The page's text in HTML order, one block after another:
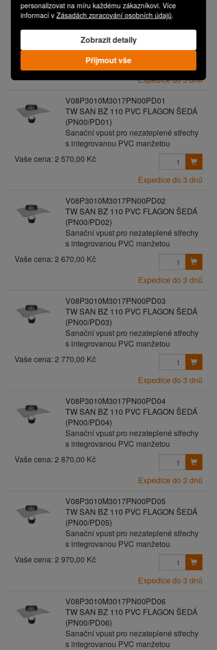
personalizovat na míru každému zákazníkovi. Více
informací vZásadách zpracování osobních údajů.
Zobrazit detaily
Přijmout vše
TW SAN BZ 110 PVC FLAGON ŠEDÁ
Sanační vpust pro nezateplené střechy
s integrovanou PVC manžetou
2 470,00 Kč
Expedice do 3 dnů
V08P3010M3017PN00PD01
TW SAN BZ 110 PVC FLAGON ŠEDÁ
(PN00/PD01)
Sanační vpust pro nezateplené střechy
s integrovanou PVC manžetou
Vaše cena: 2 570,00 Kč
Expedice do 3 dnů
V08P3010M3017PN00PD02
TW SAN BZ 110 PVC FLAGON ŠEDÁ
(PN00/PD02)
Sanační vpust pro nezateplené střechy
s integrovanou PVC manžetou
Vaše cena: 2 670,00 Kč
Expedice do 3 dnů
V08P3010M3017PN00PD03
TW SAN BZ 110 PVC FLAGON ŠEDÁ
(PN00/PD03)
Sanační vpust pro nezateplené střechy
s integrovanou PVC manžetou
Vaše cena: 2 770,00 Kč
Expedice do 3 dnů
V08P3010M3017PN00PD04
TW SAN BZ 110 PVC FLAGON ŠEDÁ
(PN00/PD04)
Sanační vpust pro nezateplené střechy
s integrovanou PVC manžetou
Vaše cena: 2 870,00 Kč
Expedice do 3 dnů
V08P3010M3017PN00PD05
TW SAN BZ 110 PVC FLAGON ŠEDÁ
(PN00/PD05)
Sanační vpust pro nezateplené střechy
s integrovanou PVC manžetou
Vaše cena: 2 970,00 Kč
Expedice do 3 dnů
V08P3010M3017PN00PD06
TW SAN BZ 110 PVC FLAGON ŠEDÁ
(PN00/PD06)
Sanační vpust pro nezateplené střechy
s integrovanou PVC manžetou